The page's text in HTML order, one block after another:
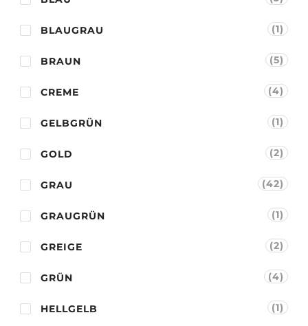
BLAUGRAU (1)
BRAUN (5)
CREME (4)
GELBGRÜN (1)
GOLD (2)
GRAU (42)
GRAUGRÜN (1)
GREIGE (2)
GRÜN (4)
HELLGELB (1)